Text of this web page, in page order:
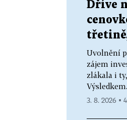
Dříve
Uvolnění
zájem
zlákala i
3. 8. 2026 ▪